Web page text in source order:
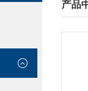
产品
/